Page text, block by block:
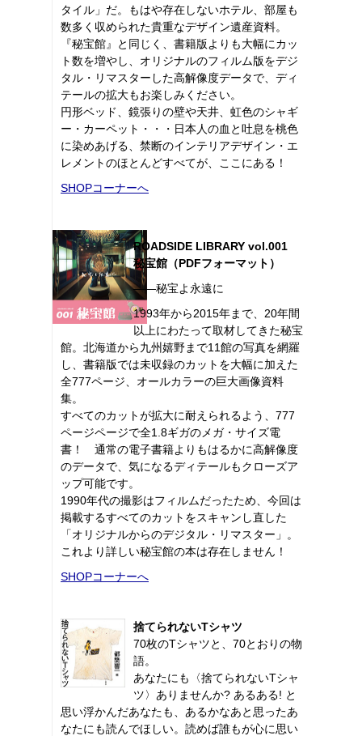
タイル」だ。もはや存在しないホテル、部屋も
数多く収められた貴重なデザイン遺産資料。
『秘宝館』と同じく、書籍版よりも大幅にカッ
ト数を増やし、オリジナルのフィルム版をデジ
タル・リマスターした高解像度データで、ディ
テールの拡大もお楽しみください。
円形ベッド、鏡張りの壁や天井、虹色のシャギ
ー・カーペット・・・日本人の血と吐息を桃色
に染めあげる、禁断のインテリアデザイン・エ
レメントのほとんどすべてが、ここにある！
SHOPコーナーへ
ROADSIDE LIBRARY vol.001
秘宝館（PDFフォーマット）
――秘宝よ永遠に
1993年から2015年まで、20年間
以上にわたって取材してきた秘宝
館。北海道から九州嬉野まで11館の写真を網羅
し、書籍版では未収録のカットを大幅に加えた
全777ページ、オールカラーの巨大画像資料
集。
すべてのカットが拡大に耐えられるよう、777
ページページで全1.8ギガのメガ・サイズ電
書！ 通常の電子書籍よりもはるかに高解像度
のデータで、気になるディテールもクローズア
ップ可能です。
1990年代の撮影はフィルムだったため、今回は
掲載するすべてのカットをスキャンし直した
「オリジナルからのデジタル・リマスター」。
これより詳しい秘宝館の本は存在しません！
SHOPコーナーへ
捨てられないTシャツ
70枚のTシャツと、70とおりの物
語。
あなたにも〈捨てられないTシャ
ツ〉ありませんか? あるある! と
思い浮かんだあなたも、あるかなあと思ったあ
なたにも読んでほしい。読めば誰もが心に思い